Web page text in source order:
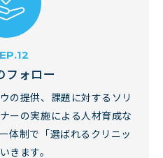
フォロー
の提供、課題に対するソリ
ーの実施による人材育成な
体制で「選ばれるクリニッ
きます。